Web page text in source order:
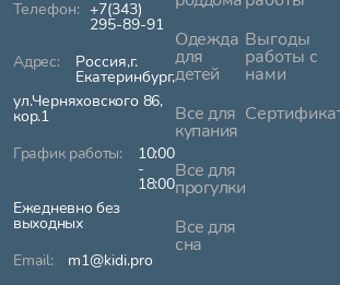
+7(343)
295-89-91
Россия,г.
Екатеринбург,
ул.Черняховского 86,
кор.1
10:00
-
18:00
Ежедневно без
выходных
m1@kidi.pro
Одежда
для
детей
Все для
купания
Все для
прогулки
Все для
сна
Выгоды
работы с
нами